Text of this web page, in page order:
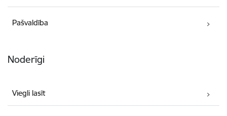
Pašvaldība
Noderīgi
Viegli lasīt